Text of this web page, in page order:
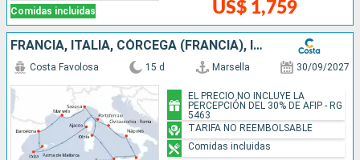
Comidas incluidas US$ 1,759
FRANCIA, ITALIA, CÓRCEGA (FRANCIA), ISLAS BALEARES, ESPAÑA
Costa Favolosa 15 d Marsella 30/09/2027
EL PRECIO NO INCLUYE LA
PERCEPCIÓN DEL 30% DE AFIP - RG
5463
TARIFA NO REEMBOLSABLE
Comidas incluidas